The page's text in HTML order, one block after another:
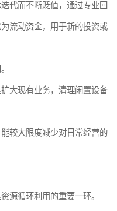
代而不断贬值，通过专业回
流动资金，用于新的投资或
大现有业务，清理闲置设备
较大限度减少对日常经营的
源循环利用的重要一环。